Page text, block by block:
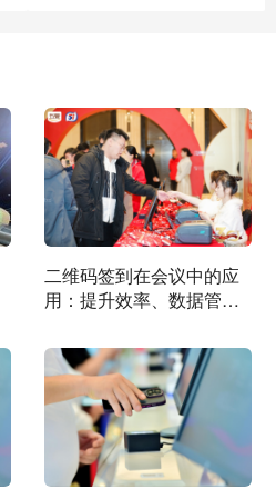
二维码签到在会议中的应
用：提升效率、数据管理